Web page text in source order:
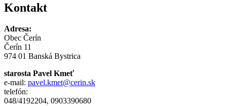
Kontakt
Adresa:
Obec Čerín
Čerín 11
974 01 Banská Bystrica
starosta Pavel Kmeť
e-mail: pavel.kmet@cerin.sk
telefón:
048/4192204, 0903390680